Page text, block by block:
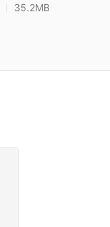
35.2MB